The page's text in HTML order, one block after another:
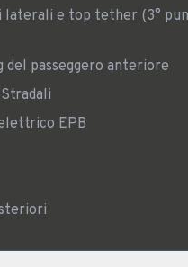
del passeggero anteriore
EPB